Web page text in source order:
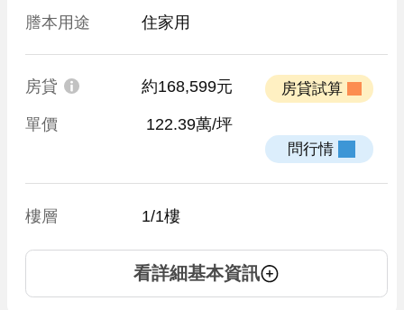
謄本用途
住家用
房貸 約168,599元
單價 122.39萬/坪
樓層 1/1樓
看詳細基本資訊